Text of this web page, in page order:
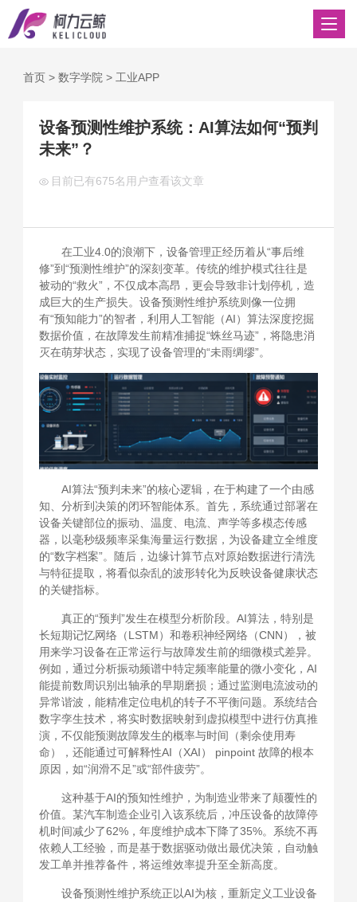
首页> 数字学院 > 工业APP
设备预测性维护系统：AI算法如何“预判
未来”？
目前已有675名用户查看该文章
在工业4.0的浪潮下，设备管理正经历着从“事后维
修”到“预测性维护”的深刻变革。传统的维护模式往往是
被动的“救火”，不仅成本高昂，更会导致非计划停机，造
成巨大的生产损失。设备预测性维护系统则像一位拥
有“预知能力”的智者，利用人工智能（AI）算法深度挖掘
数据价值，在故障发生前精准捕捉“蛛丝马迹”，将隐患消
灭在萌芽状态，实现了设备管理的“未雨绸缪”。
AI算法“预判未来”的核心逻辑，在于构建了一个由感
知、分析到决策的闭环智能体系。首先，系统通过部署在
设备关键部位的振动、温度、电流、声学等多模态传感
器，以毫秒级频率采集海量运行数据，为设备建立全维度
的“数字档案”。随后，边缘计算节点对原始数据进行清洗
与特征提取，将看似杂乱的波形转化为反映设备健康状态
的关键指标。
真正的“预判”发生在模型分析阶段。AI算法，特别是
长短期记忆网络（LSTM）和卷积神经网络（CNN），被
用来学习设备在正常运行与故障发生前的细微模式差异。
例如，通过分析振动频谱中特定频率能量的微小变化，AI
能提前数周识别出轴承的早期磨损；通过监测电流波动的
异常谐波，能精准定位电机的转子不平衡问题。系统结合
数字孪生技术，将实时数据映射到虚拟模型中进行仿真推
演，不仅能预测故障发生的概率与时间（剩余使用寿
命），还能通过可解释性AI（XAI） pinpoint 故障的根本
原因，如“润滑不足”或“部件疲劳”。
这种基于AI的预知性维护，为制造业带来了颠覆性的
价值。某汽车制造企业引入该系统后，冲压设备的故障停
机时间减少了62%，年度维护成本下降了35%。系统不再
依赖人工经验，而是基于数据驱动做出最优决策，自动触
发工单并推荐备件，将运维效率提升至全新高度。
设备预测性维护系统正以AI为核，重新定义工业设备